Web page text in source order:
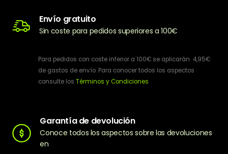
Envío gratuito
Sin coste para pedidos superiores a 100€
Para pedidos con coste inferior a 100€ se aplicarán 4,95€
de gastos de envío. Para conocer todos los aspectos
consulte los Términos y Condiciones
Garantía de devolución
Conoce todos los aspectos sobre las devoluciones
en